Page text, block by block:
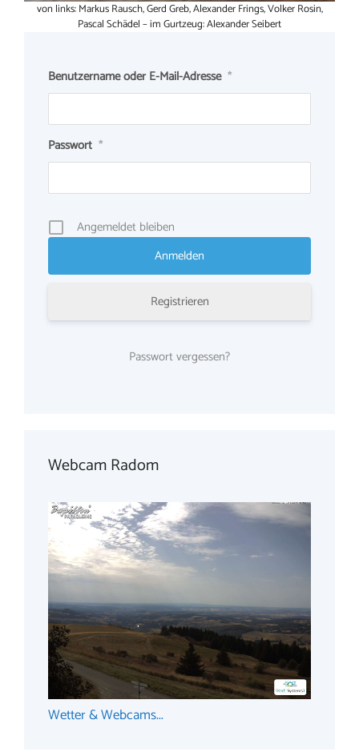
von links: Markus Rausch, Gerd Greb, Alexander Frings, Volker Rosin,
Pascal Schädel – im Gurtzeug: Alexander Seibert
Benutzername oder E-Mail-Adresse *
Passwort *
Angemeldet bleiben
Registrieren
Passwort vergessen?
Webcam Radom
Wetter & Webcams...